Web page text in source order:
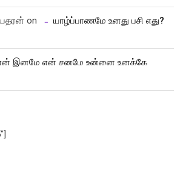
on
யாழ்ப்பாணமே உனது பசி எது?
இனமே என் சனமே உன்னை உனக்கே